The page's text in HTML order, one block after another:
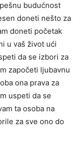
budućnost
doneti nešto za
doneti početak
u vaš život ući
da se izbori za
započeti ljubavnu
ona prava za
uspeti da se
ta osoba na
za sve ono do